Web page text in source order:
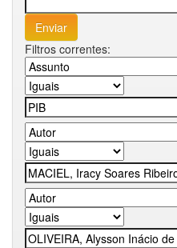
Filtros correntes: